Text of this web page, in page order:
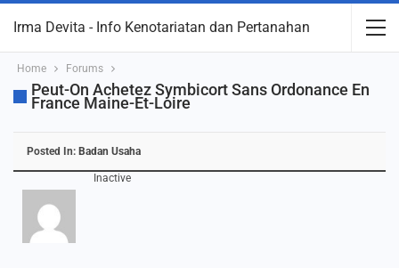
Irma Devita - Info Kenotariatan dan Pertanahan
Home Forums
Peut-On Achetez Symbicort Sans Ordonance En
France Maine-Et-Loire
Posted In: Badan Usaha
Inactive